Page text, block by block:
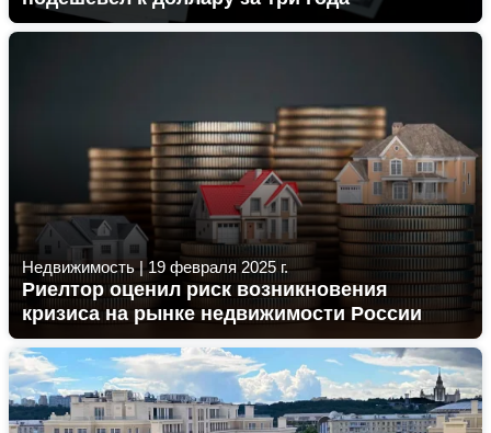
Недвижимость|19 февраля 2025 г.
Риелтор оценил риск возникновения
кризиса на рынке недвижимости России